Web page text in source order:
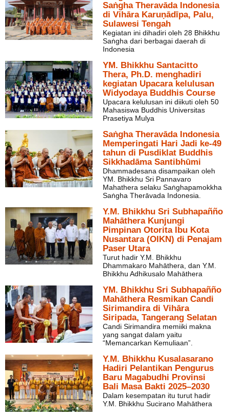
Saṅgha Theravāda Indonesia
di Vihāra Karuṇādīpa, Palu,
Sulawesi Tengah
Kegiatan ini dihadiri oleh 28 Bhikkhu
Saṅgha dari berbagai daerah di
Indonesia
YM. Bhikkhu Santacitto
Thera, Ph.D. menghadiri
kegiatan Upacara kelulusan
Widyodaya Buddhis Course
Upacara kelulusan ini diikuti oleh 50
Mahasiswa Buddhis Universitas
Prasetiya Mulya
Saṅgha Theravāda Indonesia
Memperingati Hari Jadi ke-49
tahun di Pusdiklat Buddhis
Sikkhadāma Santibhūmi
Dhammadesana disampaikan oleh
YM. Bhikkhu Sri Pannavaro
Mahathera selaku Saṅghapamokkha
Saṅgha Therāvada Indonesia.
Y.M. Bhikkhu Sri Subhapañño
Mahāthera Kunjungi
Pimpinan Otorita Ibu Kota
Nusantara (OIKN) di Penajam
Paser Utara
Turut hadir Y.M. Bhikkhu
Dhammakaro Mahāthera, dan Y.M.
Bhikkhu Adhikusalo Mahāthera
YM. Bhikkhu Sri Subhapañño
Mahāthera Resmikan Candi
Sirimandira di Vihāra
Siripada, Tangerang Selatan
Candi Sirimandira memiiki makna
yang sangat dalam yaitu
“Memancarkan Kemuliaan”.
Y.M. Bhikkhu Kusalasarano
Hadiri Pelantikan Pengurus
Baru Magabudhi Provinsi
Bali Masa Bakti 2025–2030
Dalam kesempatan itu turut hadir
Y.M. Bhikkhu Sucirano Mahāthera